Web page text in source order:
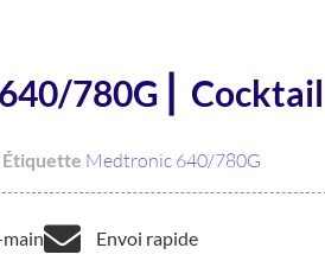
780G ⎜ Cocktail
Étiquette Medtronic 640/780G
Envoi rapide